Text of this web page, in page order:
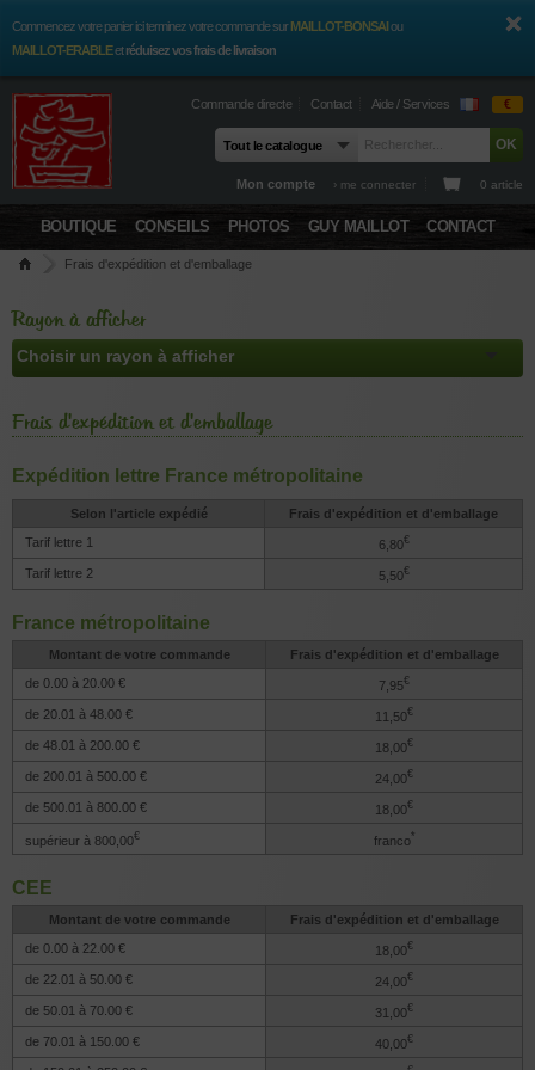
Commencez votre panier ici terminez votre commande surMAILLOT-BONSAIou
MAILLOT-ERABLEetréduisez vos frais de livraison
Commande directe Contact Aide / Services €
Mon compte › me connecter 0 article
BOUTIQUE CONSEILS PHOTOS GUY MAILLOT CONTACT
Frais d'expédition et d'emballage
Rayon à afficher
Frais d'expédition et d'emballage
Expédition lettre France métropolitaine
Selon l'article expédié
Frais d'expédition et d'emballage
Tarif lettre 1
6,80€
Tarif lettre 2 5,50€
France métropolitaine
Montant de votre commande
Frais d'expédition et d'emballage
de 0.00 à 20.00 €
7,95€
de 20.01 à 48.00 € 11,50€
de 48.01 à 200.00 € 18,00€
de 200.01 à 500.00 € 24,00€
de 500.01 à 800.00 € 18,00€
supérieur à 800,00€ franco*
CEE
Montant de votre commande
Frais d'expédition et d'emballage
de 0.00 à 22.00 €
18,00€
de 22.01 à 50.00 € 24,00€
de 50.01 à 70.00 € 31,00€
de 70.01 à 150.00 € 40,00€